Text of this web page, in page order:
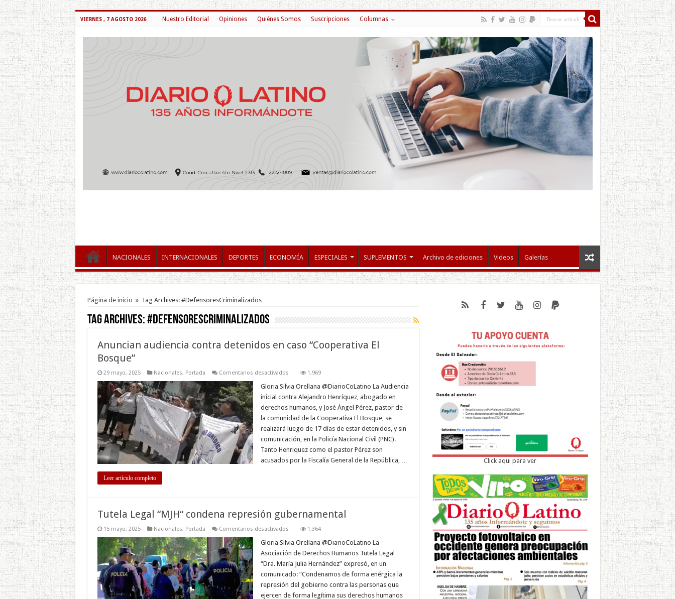
VIERNES , 7 AGOSTO 2026 Nuestro Editorial Opiniones Quiénes Somos Suscripciones Columnas
NACIONALES INTERNACIONALES DEPORTES ECONOMÍA ESPECIALES SUPLEMENTOS Archivo de ediciones Videos Galerías
Página de inicio » Tag Archives: #DefensoresCriminalizados
Tag Archives:#DefensoresCriminalizados
Anuncian audiencia contra detenidos en caso “Cooperativa El
Bosque”
29 mayo, 2025 Nacionales, Portada Comentarios desactivadosen
audiencia
detenidos
en
caso
“Cooperativa
Bosque”
1,969
Gloria Silvia Orellana @DiarioCoLatino La Audiencia
inicial contra Alejandro Henríquez, abogado en
derechos humanos, y José Ángel Pérez, pastor de
la comunidad de la Cooperativa El Bosque, se
realizará luego de 17 días de estar detenidos, y sin
comunicación, en la Policía Nacional Civil (PNC).
Tanto Henriquez como el pastor Pérez son
acusados por la Fiscalía General de la República, …
Leer artículo completo
Tutela Legal “MJH“ condena represión gubernamental
15 mayo, 2025 Nacionales, Portada Comentarios desactivadosen
Legal
condena
represión
gubernamental
1,364
Gloria Silvia Orellana @DiarioCoLatino La
Asociación de Derechos Humanos Tutela Legal
“Dra. María Julia Hernández” expresó, en un
comunicado: “Condenamos de forma enérgica la
represión del gobierno contra las personas que
ejercen de forma legítima sus derechos humanos
Click aqui para ver